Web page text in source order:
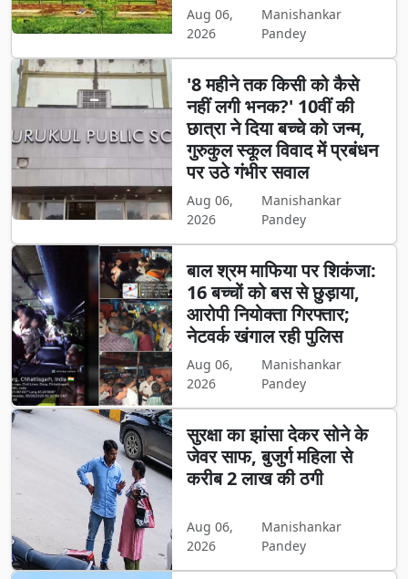
Aug 06,
2026
Manishankar
Pandey
'8 महीने तक किसी को कैसे
नहीं लगी भनक?' 10वीं की
छात्रा ने दिया बच्चे को जन्म,
गुरुकुल स्कूल विवाद में प्रबंधन
पर उठे गंभीर सवाल
Aug 06,
2026
Manishankar
Pandey
बाल श्रम माफिया पर शिकंजा:
16 बच्चों को बस से छुड़ाया,
आरोपी नियोक्ता गिरफ्तार;
नेटवर्क खंगाल रही पुलिस
Aug 06,
2026
Manishankar
Pandey
सुरक्षा का झांसा देकर सोने के
जेवर साफ, बुजुर्ग महिला से
करीब 2 लाख की ठगी
Aug 06,
2026
Manishankar
Pandey